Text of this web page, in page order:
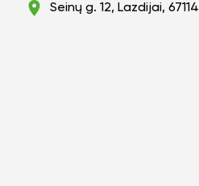
Seinų g. 12, Lazdijai, 67114